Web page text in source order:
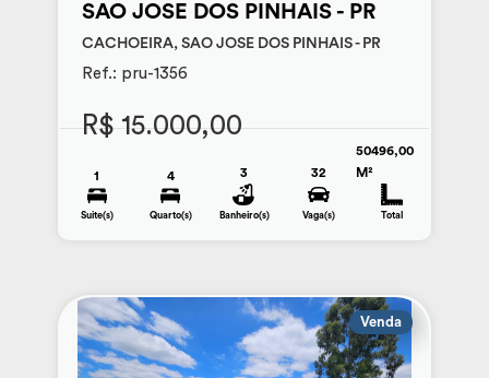
SAO JOSE DOS PINHAIS - PR
CACHOEIRA, SAO JOSE DOS PINHAIS - PR
Ref.: pru-1356
R$ 15.000,00
1
Suite(s)
4
Quarto(s)
3
Banheiro(s)
32
Vaga(s)
50496,00
M²
Total
Venda